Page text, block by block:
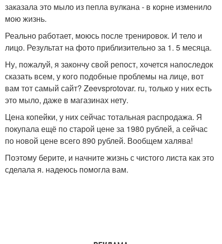
заказала это мыло из пепла вулкана - в корне изменило
мою жизнь.
Реально работает, моюсь после тренировок. И тело и
лицо. Результат на фото приблизительно за 1. 5 месяца.
Ну, пожалуй, я закончу свой репост, хочется напоследок
сказать всем, у кого подобные проблемы на лице, вот
вам тот самый сайт? Zeevsprotovar. ru, только у них есть
это мыло, даже в магазинах нету.
Цена копейки, у них сейчас тотальная распродажа. Я
покупала ещё по старой цене за 1980 рублей, а сейчас
по новой цене всего 890 рублей. Вообщем халява!
Поэтому берите, и начните жизнь с чистого листа как это
сделала я. надеюсь помогла вам.